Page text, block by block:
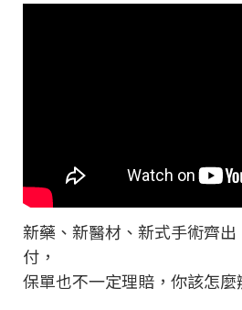
新藥、新醫材、新式手術齊
付，
保單也不一定理賠，你該怎麼